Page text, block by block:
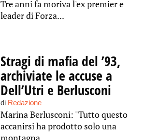
Tre anni fa moriva l'ex premier e
leader di Forza...
Stragi di mafia del ’93,
archiviate le accuse a
Dell’Utri e Berlusconi
di Redazione
Marina Berlusconi: "Tutto questo
accanirsi ha prodotto solo una
montagna...